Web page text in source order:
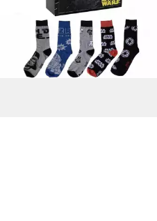
38-45 (12-Paar)
lieferbar - in 4-5 Werktagen bei dir